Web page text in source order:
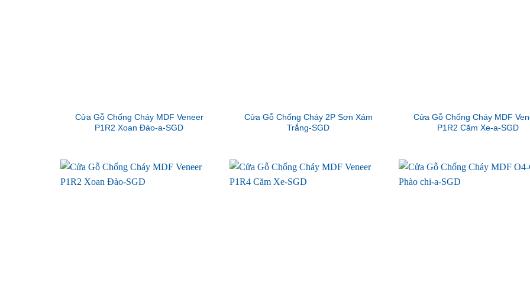
Cửa Gỗ Chống Cháy MDF Veneer
P1R2 Xoan Đào-a-SGD
Cửa Gỗ Chống Cháy 2P Sơn Xám
Trắng-SGD
Cửa Gỗ Chống Cháy MDF
P1R2 Căm Xe-a-SGD